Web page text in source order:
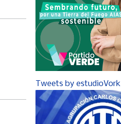
Tweets by estudioVork